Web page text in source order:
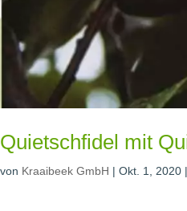
Quietschfidel mit
von Kraaibeek GmbH | Okt. 1, 2020 |